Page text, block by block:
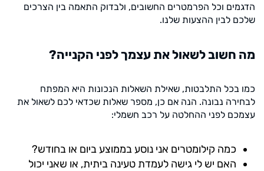
הדגמים וכל הפרמטרים החשובים, ולבדוק התאמה בין הצרכים
שלכם לבין ההצעות שלנו.
מה חשוב לשאול את עצמך לפני הקנייה?
כמו בכל התלבטות, שאילת השאלות הנכונות היא המפתח
לבחירה נבונה. הנה אם כן, מספר שאלות שכדאי לכם לשאול את
עצמכם לפני ההחלטה על רכב חשמלי:
כמה קילומטרים אני נוסע בממוצע ביום או בחודש?
האם יש לי גישה לעמדת טעינה ביתית, או שאני יכול